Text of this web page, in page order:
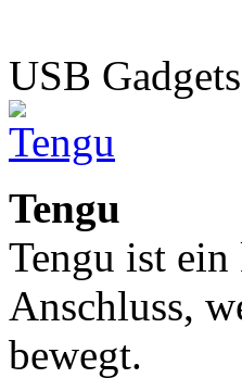
USB Gadgets
Tengu
Tengu ist
Anschluss,
bewegt.